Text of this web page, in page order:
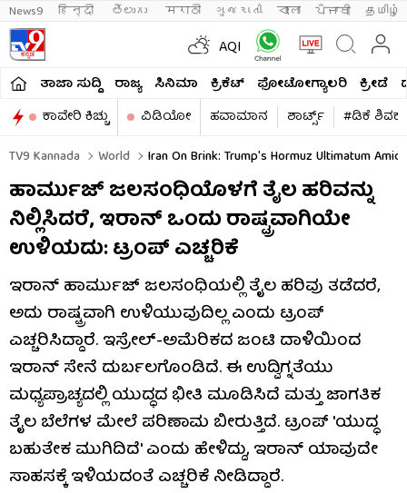
News9 हिन्दी తెలుగు मराठी ગુજરાતી বাংলা ਪੰਜਾਬੀ தமிழ்
AQI
ತಾಜಾ ಸುದ್ದಿ ರಾಜ್ಯ ಸಿನಿಮಾ ಕ್ರಿಕೆಟ್​ ಫೋಟೋಗ್ಯಾಲರಿ ಕ್ರೀಡೆ
ಕಾವೇರಿ ಕಿಚ್ಚು
ವಿಡಿಯೋ ಹವಾಮಾನ ಶಾರ್ಟ್ಸ್​
#ಡಿಕೆ
TV9 Kannada
World Iran On Brink: Trump's Hormuz Ultimatum
ಹಾರ್ಮುಜ್ ಜಲಸಂಧಿಯೊಳಗೆ ತೈಲ ಹರಿವನ್ನು
ನಿಲ್ಲಿಸಿದರೆ, ಇರಾನ್ ಒಂದು ರಾಷ್ಟ್ರವಾಗಿಯೇ
ಉಳಿಯದು: ಟ್ರಂಪ್ ಎಚ್ಚರಿಕೆ
ಇರಾನ್ ಹಾರ್ಮುಜ್ ಜಲಸಂಧಿಯಲ್ಲಿ ತೈಲ ಹರಿವು ತಡೆದರೆ,
ಅದು ರಾಷ್ಟ್ರವಾಗಿ ಉಳಿಯುವುದಿಲ್ಲ ಎಂದು ಟ್ರಂಪ್
ಎಚ್ಚರಿಸಿದ್ದಾರೆ. ಇಸ್ರೇಲ್-ಅಮೆರಿಕದ ಜಂಟಿ ದಾಳಿಯಿಂದ
ಇರಾನ್ ಸೇನೆ ದುರ್ಬಲಗೊಂಡಿದೆ. ಈ ಉದ್ವಿಗ್ನತೆಯು
ಮಧ್ಯಪ್ರಾಚ್ಯದಲ್ಲಿ ಯುದ್ಧದ ಭೀತಿ ಮೂಡಿಸಿದೆ ಮತ್ತು ಜಾಗತಿಕ
ತೈಲ ಬೆಲೆಗಳ ಮೇಲೆ ಪರಿಣಾಮ ಬೀರುತ್ತಿದೆ. ಟ್ರಂಪ್ 'ಯುದ್ಧ
ಬಹುತೇಕ ಮುಗಿದಿದೆ' ಎಂದು ಹೇಳಿದ್ದು, ಇರಾನ್ ಯಾವುದೇ
ಸಾಹಸಕ್ಕೆ ಇಳಿಯದಂತೆ ಎಚ್ಚರಿಕೆ ನೀಡಿದ್ದಾರೆ.